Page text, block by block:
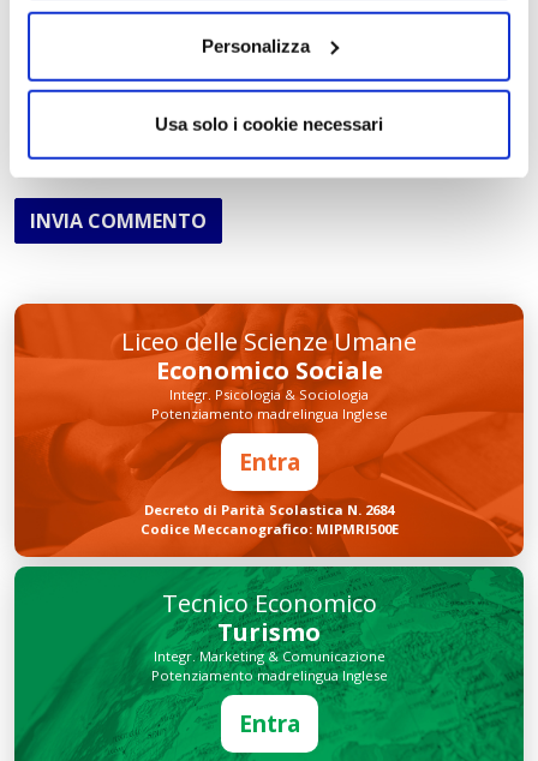
Personalizza
Usa solo i cookie necessari
Acconsento al trattamento deidati personali.*
INVIA COMMENTO
Liceo delle Scienze Umane
Economico Sociale
Integr. Psicologia & Sociologia
Potenziamento madrelingua Inglese
Entra
Decreto di Parità Scolastica N. 2684
Codice Meccanografico: MIPMRI500E
Tecnico Economico
Turismo
Integr. Marketing & Comunicazione
Potenziamento madrelingua Inglese
Entra